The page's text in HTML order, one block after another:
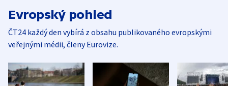
Evropský pohled
ČT24 každý den vybírá z obsahu publikovaného evropskými
veřejnými médii, členy Eurovize.